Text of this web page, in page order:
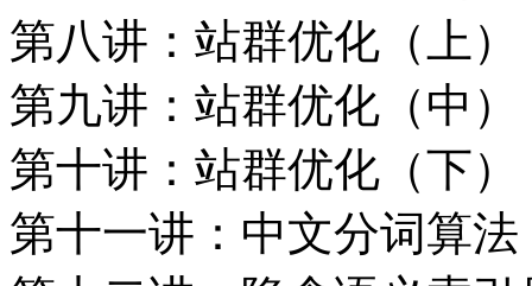
第八讲：站群优化（上）
第九讲：站群优化（中）
第十讲：站群优化（下）
第十一讲：中文分词算法